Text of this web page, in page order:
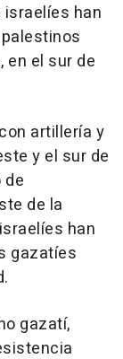
han
en el sur de
artillería y
y el sur de
de
de la
han
gazatíes
gazatí,